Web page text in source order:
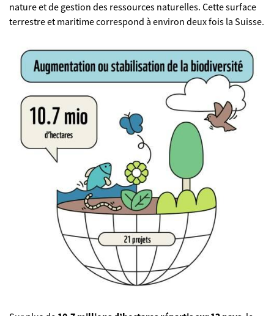
©
nature et de gestion des ressources naturelles. Cette surface
terrestre et maritime correspond à environ deux fois la Suisse.